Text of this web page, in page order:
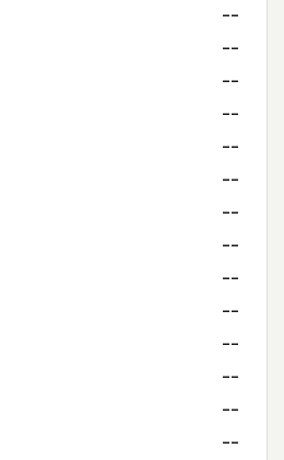
--
--
--
--
--
--
--
--
--
--
--
--
--
--